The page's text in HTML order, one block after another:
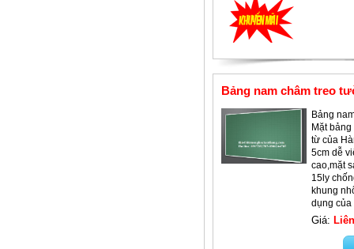
Bảng nam châm treo
Bảng
Mặt
từ của
5cm dễ
cao,mặt
15ly
khung
dụng
Giá: